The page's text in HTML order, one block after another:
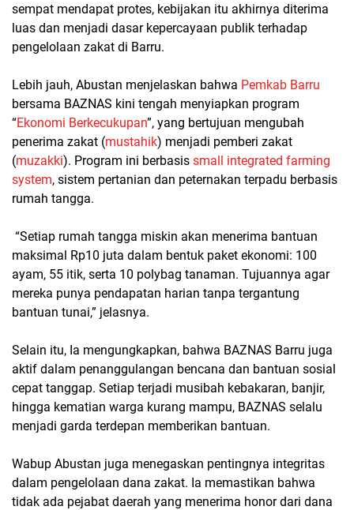
sempat mendapat protes, kebijakan itu akhirnya diterima
luas dan menjadi dasar kepercayaan publik terhadap
pengelolaan zakat di Barru.
Lebih jauh, Abustan menjelaskan bahwa Pemkab Barru
bersama BAZNAS kini tengah menyiapkan program
“Ekonomi Berkecukupan”, yang bertujuan mengubah
penerima zakat (mustahik) menjadi pemberi zakat
(muzakki). Program ini berbasis small integrated farming
system, sistem pertanian dan peternakan terpadu berbasis
rumah tangga.
“Setiap rumah tangga miskin akan menerima bantuan
maksimal Rp10 juta dalam bentuk paket ekonomi: 100
ayam, 55 itik, serta 10 polybag tanaman. Tujuannya agar
mereka punya pendapatan harian tanpa tergantung
bantuan tunai,” jelasnya.
Selain itu, Ia mengungkapkan, bahwa BAZNAS Barru juga
aktif dalam penanggulangan bencana dan bantuan sosial
cepat tanggap. Setiap terjadi musibah kebakaran, banjir,
hingga kematian warga kurang mampu, BAZNAS selalu
menjadi garda terdepan memberikan bantuan.
Wabup Abustan juga menegaskan pentingnya integritas
dalam pengelolaan dana zakat. Ia memastikan bahwa
tidak ada pejabat daerah yang menerima honor dari dana